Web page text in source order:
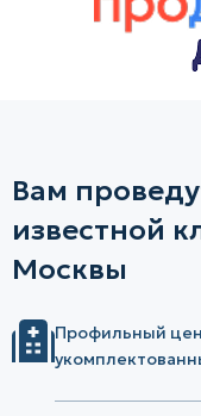
Вам
известной
Москвы
Профильный